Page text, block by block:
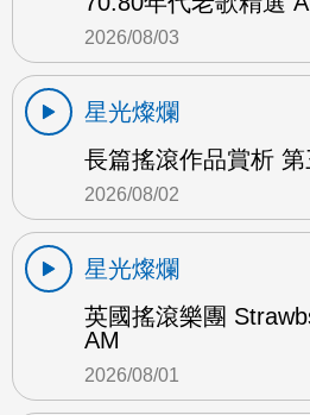
2026/08/03
星光燦爛
長篇搖滾作品賞析
2026/08/02
星光燦爛
英國搖滾樂團
AM
2026/08/01